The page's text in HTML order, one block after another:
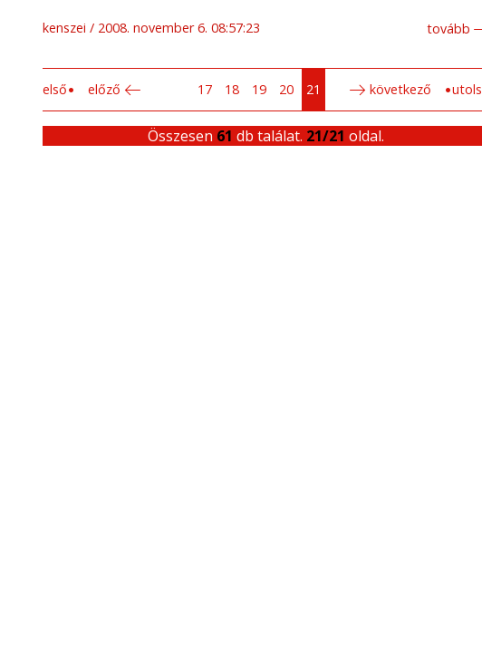
kenszei 2008. november 6. 08:57:23 tovább
első előző 17 18 19 20 21 következő
Összesen 61 db találat. 21/21 oldal.